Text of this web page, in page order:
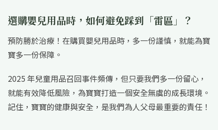
選購嬰兒用品時，如何避免踩到「雷區」？
預防勝於治療！在購買嬰兒用品時，多一份謹慎，就能為寶
寶多一份保障。
2025 年兒童用品召回事件頻傳，但只要我們多一份留心，
就能有效降低風險，為寶寶打造一個安全無虞的成長環境。
記住，寶寶的健康與安全，是我們為人父母最重要的責任！